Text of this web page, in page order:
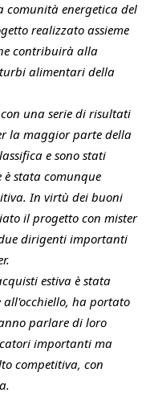
energetica del
realizzato assieme
contribuirà alla
alimentari della
una serie di risultati
la maggior parte della
e sono stati
stata comunque
In virtù dei buoni
il progetto con mister
dirigenti importanti
estiva è stata
all'occhiello, ha portato
parlare di loro
importanti ma
competitiva, con